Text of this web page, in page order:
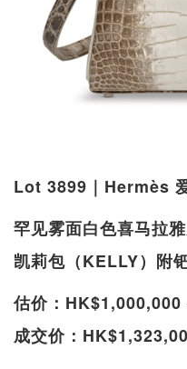
Lot 3899｜Hermès
罕见雾面白色喜马拉
凯莉包（KELLY）附
估价：
成交价：